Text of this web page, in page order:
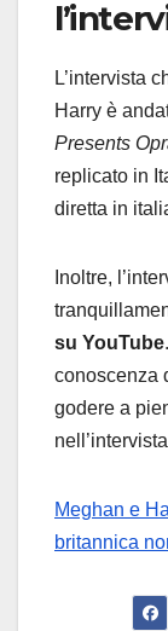
L’intervista
Harry è
Presents
replicato in
diretta in
Inoltre,
su YouTube
conoscenza
godere a
Meghan e
britannica